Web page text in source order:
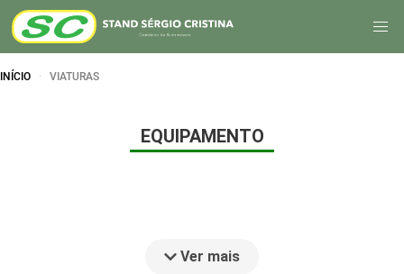
INÍCIO VIATURAS
EQUIPAMENTO
Ver mais